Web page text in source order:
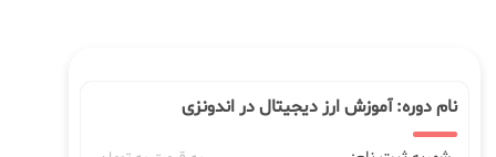
نام دوره: آموزش ارز دیجیتال در اندونزی